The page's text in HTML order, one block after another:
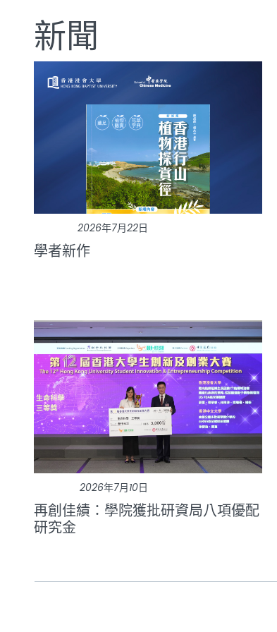
新聞
2026年7月22日
學者新作
2026年7月10日
再創佳績：學院獲批研資局八項優配
研究金